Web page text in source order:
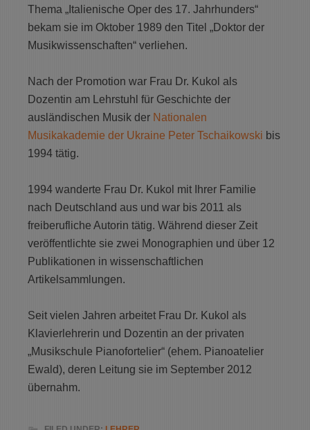
Thema „Italienische Oper des 17. Jahrhunders“
bekam sie im Oktober 1989 den Titel „Doktor der
Musikwissenschaften“ verliehen.
Nach der Promotion war Frau Dr. Kukol als
Dozentin am Lehrstuhl für Geschichte der
ausländischen Musik der Nationalen
Musikakademie der Ukraine Peter Tschaikowski bis
1994 tätig.
1994 wanderte Frau Dr. Kukol mit Ihrer Familie
nach Deutschland aus und war bis 2011 als
freiberufliche Autorin tätig. Während dieser Zeit
veröffentlichte sie zwei Monographien und über 12
Publikationen in wissenschaftlichen
Artikelsammlungen.
Seit vielen Jahren arbeitet Frau Dr. Kukol als
Klavierlehrerin und Dozentin an der privaten
„Musikschule Pianofortelier“ (ehem. Pianoatelier
Ewald), deren Leitung sie im September 2012
übernahm.